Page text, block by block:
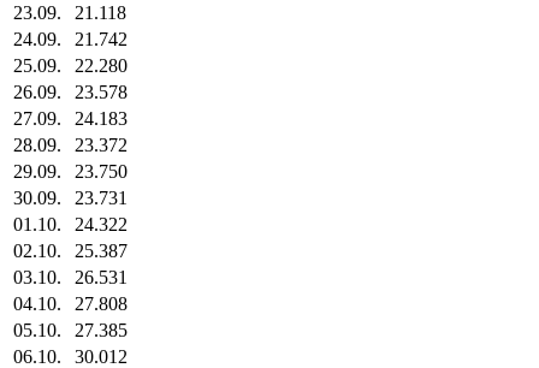
23.09.
21.118
24.09.
21.742
25.09.
22.280
26.09.
23.578
27.09.
24.183
28.09.
23.372
29.09.
23.750
30.09.
23.731
01.10.
24.322
02.10.
25.387
03.10.
26.531
04.10.
27.808
05.10.
27.385
06.10.
30.012